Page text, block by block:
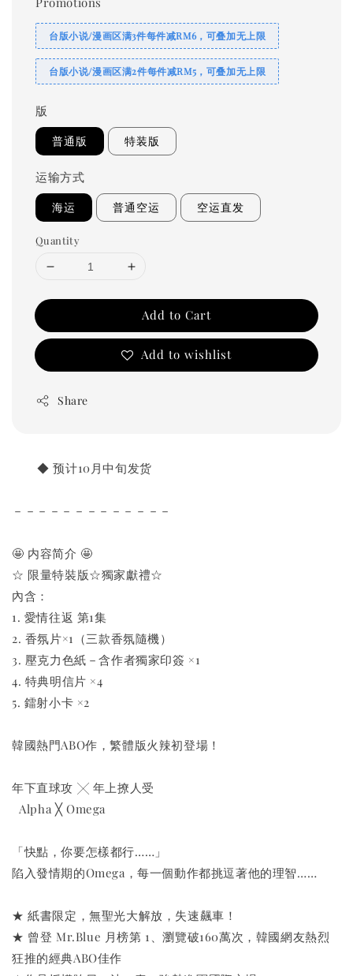
台版小说/漫画区满3件每件减RM6，可叠加无上限
台版小说/漫画区满2件每件减RM5，可叠加无上限
版
普通版 特装版
运输方式
海运 普通空运 空运直发
Quantity
Add to Cart
Add to wishlist
Share
◆ 预计10月中旬发货
－－－－－－－－－－－－－
🤩 内容简介 🤩
☆ 限量特裝版☆獨家獻禮☆
內含：
1. 愛情往返 第1集
2. 香氛片×1（三款香氛隨機）
3. 壓克力色紙－含作者獨家印簽 ×1
4. 特典明信片 ×4
5. 鐳射小卡 ×2
韓國熱門ABO作，繁體版火辣初登場！
年下直球攻 ╳ 年上撩人受
Alpha ╳ Omega
「快點，你要怎樣都行……」
陷入發情期的Omega，每一個動作都挑逗著他的理智……
★ 紙書限定，無聖光大解放，失速飆車！
★ 曾登 Mr.Blue 月榜第 1、瀏覽破160萬次，韓國網友熱烈
狂推的經典ABO佳作